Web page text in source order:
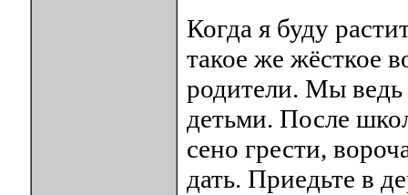
Когда я буду
такое же жёсткое
родители. Мы ведь
детьми. После
сено грести,
дать. Приедьте в